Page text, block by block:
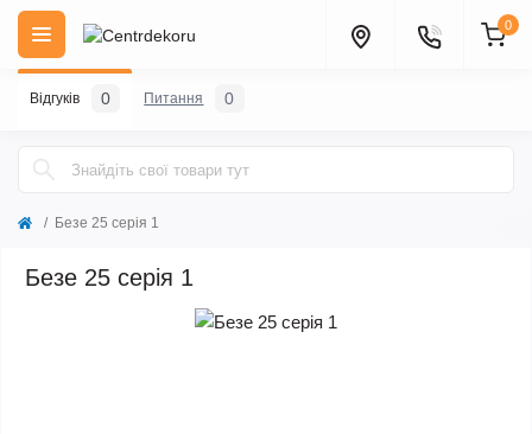
0
Безе 25 серія 1
Безе 25 серія 1
Відгуків 0 Питання 0